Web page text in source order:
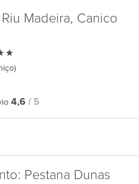
Riu Madeira, Canico
4,6 / 5
Pestana Dunas